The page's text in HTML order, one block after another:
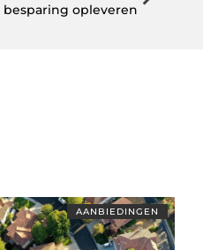
opleveren
AANBIEDINGEN